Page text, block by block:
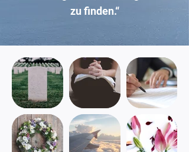
zu finden.“